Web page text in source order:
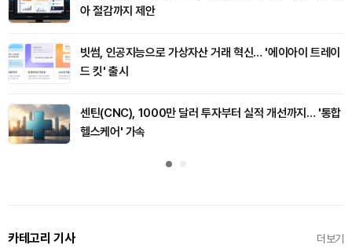
아 절감까지 제안
빗썸, 인공지능으로 가상자산 거래 혁신… '에이아이 트레이
드 킷' 출시
센틴(CNC), 1000만 달러 투자부터 실적 개선까지… '통합
헬스케어' 가속
카테고리 기사 더보기